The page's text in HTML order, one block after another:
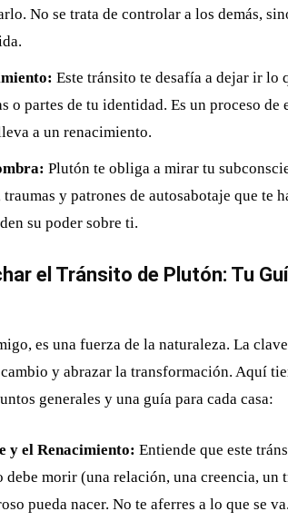
No se trata de controlar a los demás,
Este tránsito te desafía a dejar ir lo
o partes de tu identidad. Es un proceso
a un renacimiento.
Plutón te obliga a mirar tu
y patrones de autosabotaje que te
su poder sobre ti.
el Tránsito de Plutón: Tu
es una fuerza de la naturaleza. La
y abrazar la transformación. Aquí
generales y una guía para cada casa:
y el Renacimiento: Entiende que este
morir (una relación, una creencia, un
pueda nacer. No te aferres a lo que se va.